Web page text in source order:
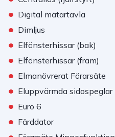
• Digital mätartavla
• Dimljus
• Elfönsterhissar (bak)
• Elfönsterhissar (fram)
• Elmanövrerat Förarsäte
• Eluppvärmda sidospeglar
• Euro 6
• Färddator